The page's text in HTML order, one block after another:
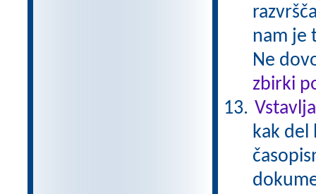
nam je
Ne
zbirki
kak del